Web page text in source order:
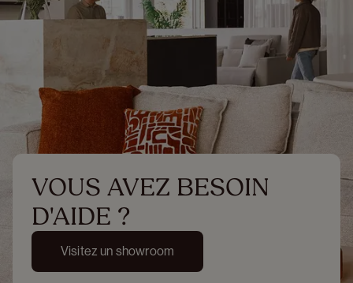
VOUS AVEZ BESOIN
D'AIDE ?
Visitez un showroom